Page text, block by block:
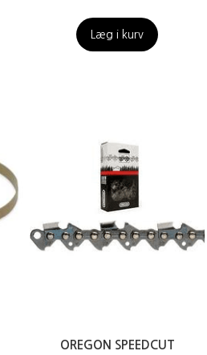
Læg i kurv
OREGON SPEEDCUT